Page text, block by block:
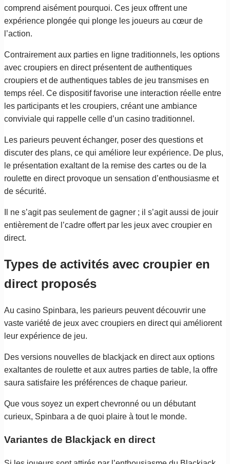
comprend aisément pourquoi. Ces jeux offrent une
expérience plongée qui plonge les joueurs au cœur de
l’action.
Contrairement aux parties en ligne traditionnels, les options
avec croupiers en direct présentent de authentiques
croupiers et de authentiques tables de jeu transmises en
temps réel. Ce dispositif favorise une interaction réelle entre
les participants et les croupiers, créant une ambiance
conviviale qui rappelle celle d’un casino traditionnel.
Les parieurs peuvent échanger, poser des questions et
discuter des plans, ce qui améliore leur expérience. De plus,
le présentation exaltant de la remise des cartes ou de la
roulette en direct provoque un sensation d’enthousiasme et
de sécurité.
Il ne s’agit pas seulement de gagner ; il s’agit aussi de jouir
entièrement de l’cadre offert par les jeux avec croupier en
direct.
Types de activités avec croupier en
direct proposés
Au casino Spinbara, les parieurs peuvent découvrir une
vaste variété de jeux avec croupiers en direct qui améliorent
leur expérience de jeu.
Des versions nouvelles de blackjack en direct aux options
exaltantes de roulette et aux autres parties de table, la offre
saura satisfaire les préférences de chaque parieur.
Que vous soyez un expert chevronné ou un débutant
curieux, Spinbara a de quoi plaire à tout le monde.
Variantes de Blackjack en direct